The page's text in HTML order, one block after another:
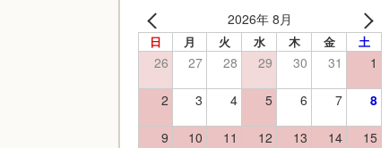
2026年 8月
日 月 火 水 木 金 土
26 27 28 29 30 31 1
2 3 4 5 6 7 8
9 10 11 12 13 14 15